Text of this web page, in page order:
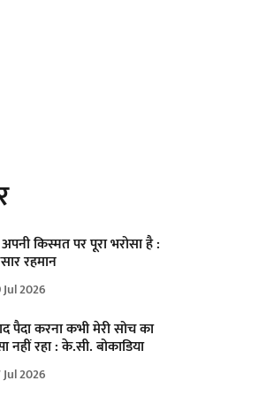
किस्मत पर पूरा भरोसा है :
रहमान
Jul 2026
पैदा करना कभी मेरी सोच का
नहीं रहा : के.सी. बोकाडिया
Jul 2026